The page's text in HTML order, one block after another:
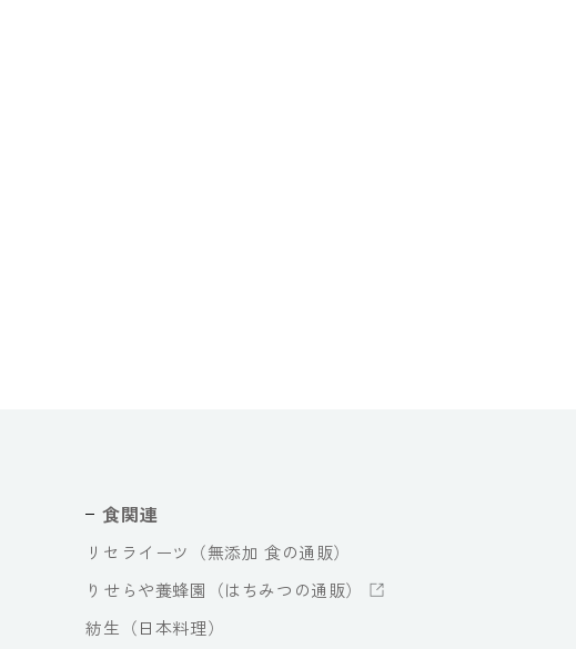
食関連
リセライーツ（無添加 食の通販）
りせらや養蜂園（はちみつの通販）
紡生（日本料理）